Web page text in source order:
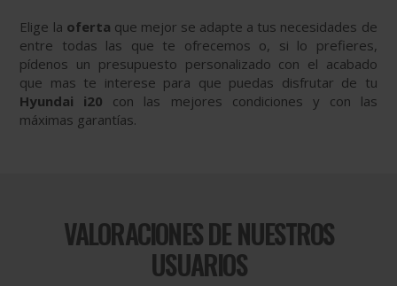
Elige la oferta que mejor se adapte a tus necesidades de
entre todas las que te ofrecemos o, si lo prefieres,
pídenos un presupuesto personalizado con el acabado
que mas te interese para que puedas disfrutar de tu
Hyundai i20 con las mejores condiciones y con las
máximas garantías.
VALORACIONES DE NUESTROS
USUARIOS